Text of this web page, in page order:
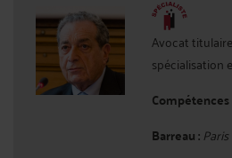
Avocat
spécialisation
Compétences
Barreau : Paris